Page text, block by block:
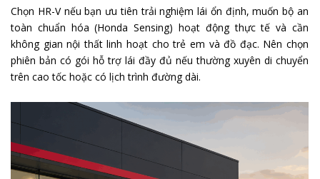
Chọn HR-V nếu bạn ưu tiên trải nghiệm lái ổn định, muốn bộ an
toàn chuẩn hóa (Honda Sensing) hoạt động thực tế và cần
không gian nội thất linh hoạt cho trẻ em và đồ đạc. Nên chọn
phiên bản có gói hỗ trợ lái đầy đủ nếu thường xuyên di chuyển
trên cao tốc hoặc có lịch trình đường dài.